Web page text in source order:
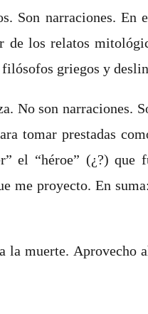
Son narraciones.
los relatos
griegos y
No son narraciones.
tomar prestadas
el “héroe” (¿?)
me proyecto. En
muerte. Aprovecho